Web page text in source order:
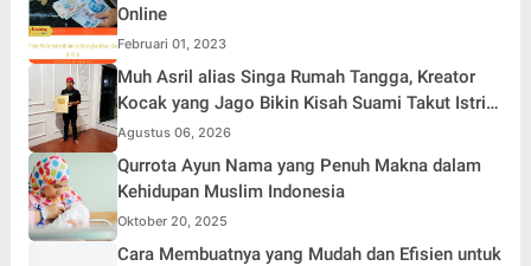
Online
Februari 01, 2023
Muh Asril alias Singa Rumah Tangga, Kreator
Kocak yang Jago Bikin Kisah Suami Takut Istri
Jadi Hiburan
Agustus 06, 2026
Qurrota Ayun Nama yang Penuh Makna dalam
Kehidupan Muslim Indonesia
Oktober 20, 2025
Cara Membuatnya yang Mudah dan Efisien untuk